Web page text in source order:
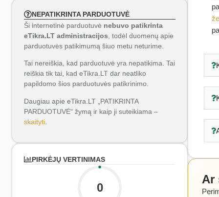
NEPATIKRINTA PARDUOTUVĖ
Ši internetinė parduotuvė nebuvo patikrinta
eTikra.LT administracijos , todėl duomenų apie
parduotuvės patikimumą šiuo metu neturime.
Tai nereiškia, kad parduotuvė yra nepatikima. Tai
reiškia tik tai, kad eTikra.LT dar neatliko
papildomo šios parduotuvės patikrinimo.
Daugiau apie eTikra.LT „PATIKRINTA
PARDUOTUVĖ“ žymą ir kaip ji suteikiama –
skaityti
PIRKĖJŲ VERTINIMAS
0
Ar